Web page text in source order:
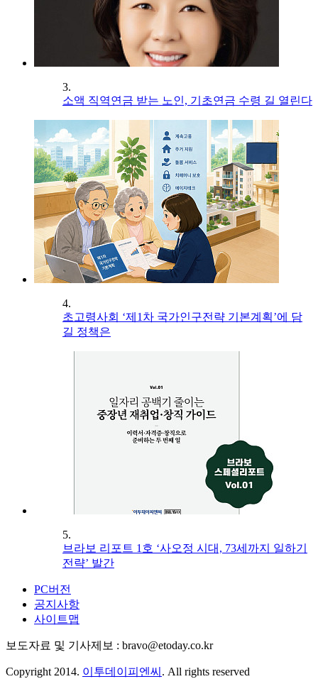
3.
소액 직역연금 받는 노인, 기초연금 수령 길 열린다
4.
초고령사회 ‘제1차 국가인구전략 기본계획’에 담
길 정책은
5.
브라보 리포트 1호 ‘사오정 시대, 73세까지 일하기
전략’ 발간
PC버전
공지사항
사이트맵
보도자료 및 기사제보 : bravo@etoday.co.kr
Copyright 2014. 이투데이피엔씨 . All rights reserved